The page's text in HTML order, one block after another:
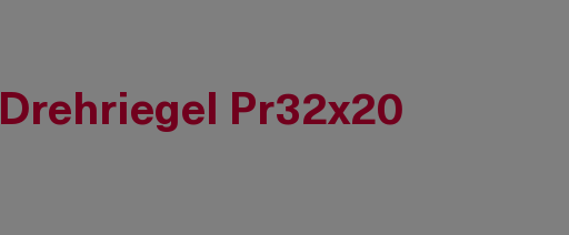
Pr32x20